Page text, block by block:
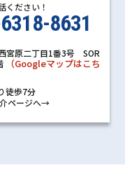
ください！
8631
宮原二丁目1番3号 SOR
（Googleマップはこち
徒歩7分
ページへ→